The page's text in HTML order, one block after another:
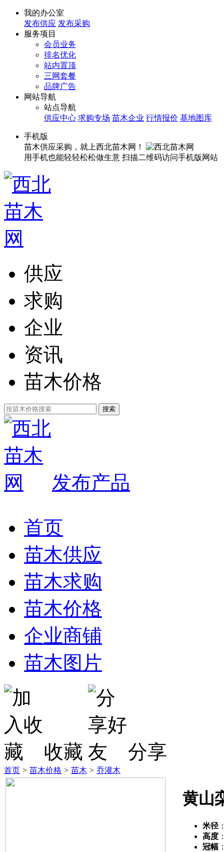
我的办公室
发布供应 发布采购
服务项目
会员业务
排名优化
站内置顶
三网套餐
品牌广告
网站导航
站点导航
供应中心 求购专场 苗木企业 行情报价 基地图库
手机版
苗木供应采购，就上西北苗木网！
用手机也能轻轻松松做生意 扫描二维码访问手机版网站
供应
求购
企业
资讯
苗木价格
发布产品
首页
苗木供应
苗木求购
苗木价格
企业商铺
苗木图片
收藏 分享
首页 > 苗木价格 > 苗木 > 乔灌木
黄山
米径
高度
冠幅